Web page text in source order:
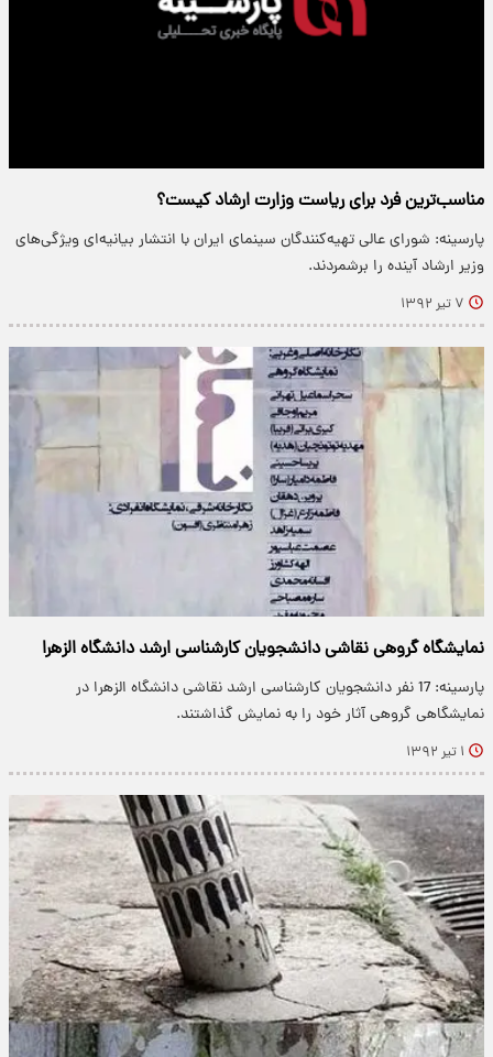
مناسب‌ترین فرد برای ریاست وزارت ارشاد کیست؟
پارسینه: شورای عالی تهیه‏‌کنندگان سینمای ایران با انتشار بیانیه‌ای ویژگی‌های
وزیر ارشاد آینده را برشمردند.
۷ تیر ۱۳۹۲
نمایشگاه گروهی نقاشی دانشجویان کارشناسی ارشد دانشگاه الزهرا
پارسینه: 17 نفر دانشجویان کارشناسی ارشد نقاشی دانشگاه الزهرا در
نمایشگاهی گروهی آثار خود را به نمایش گذاشتند.
۱ تیر ۱۳۹۲